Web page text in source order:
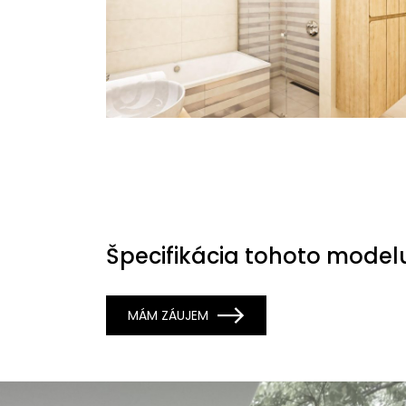
Špecifikácia tohoto
MÁM ZÁUJEM